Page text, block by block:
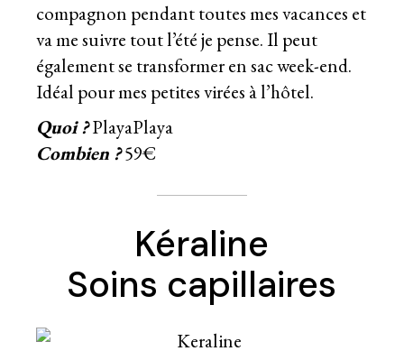
compagnon pendant toutes mes vacances et
va me suivre tout l’été je pense. Il peut
également se transformer en sac week-end.
Idéal pour mes petites virées à l’hôtel.
Quoi ?PlayaPlaya
Combien ?59€
Kéraline
Soins capillaires